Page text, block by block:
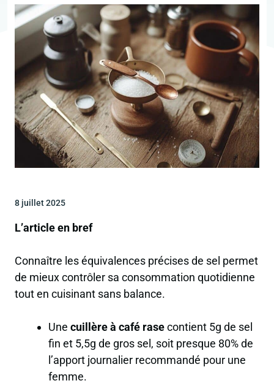
8 juillet 2025
L’article en bref
Connaître les équivalences précises de sel permet
de mieux contrôler sa consommation quotidienne
tout en cuisinant sans balance.
Une cuillère à café rasecontient 5g de sel
fin et 5,5g de gros sel, soit presque 80% de
l’apport journalier recommandé pour une
femme.